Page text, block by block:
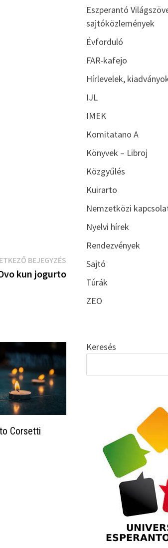
BEJEGYZÉSKövetkező
bejegyzés:
kun jogurto
Corsetti
Eszperantó
sajtóközlemények
Évforduló
FAR-kafejo
Hírlevelek,
IJL
IMEK
Komitatano A
Könyvek – Libroj
Közgyűlés
Kuirarto
Nemzetközi
Nyelvi hírek
Rendezvények
Sajtó
Túrák
ZEO
Keresés